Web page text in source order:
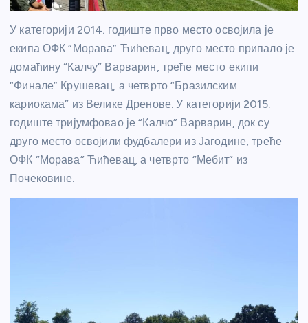
У категорији 2014. годиште прво место освојила је
екипа ОФК “Морава” Ћићевац, друго место припало је
домаћину “Калчу” Варварин, треће место екипи
“Финале” Крушевац, а четврто “Бразилским
кариокама” из Велике Дренове. У категорији 2015.
годиште тријумфовао је “Калчо” Варварин, док су
друго место освојили фудбалери из Јагодине, треће
ОФК “Морава” Ћићевац, а четврто “Мебит” из
Почековине.